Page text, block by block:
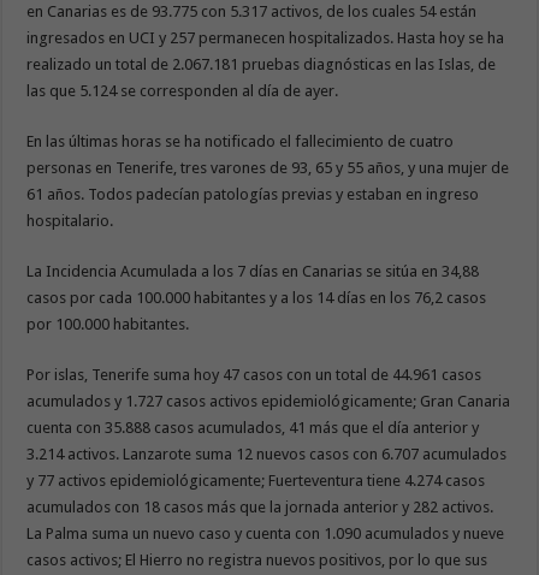
en Canarias es de 93.775 con 5.317 activos, de los cuales 54 están
ingresados en UCI y 257 permanecen hospitalizados. Hasta hoy se ha
realizado un total de 2.067.181 pruebas diagnósticas en las Islas, de
las que 5.124 se corresponden al día de ayer.
En las últimas horas se ha notificado el fallecimiento de cuatro
personas en Tenerife, tres varones de 93, 65 y 55 años, y una mujer de
61 años. Todos padecían patologías previas y estaban en ingreso
hospitalario.
La Incidencia Acumulada a los 7 días en Canarias se sitúa en 34,88
casos por cada 100.000 habitantes y a los 14 días en los 76,2 casos
por 100.000 habitantes.
Por islas, Tenerife suma hoy 47 casos con un total de 44.961 casos
acumulados y 1.727 casos activos epidemiológicamente; Gran Canaria
cuenta con 35.888 casos acumulados, 41 más que el día anterior y
3.214 activos. Lanzarote suma 12 nuevos casos con 6.707 acumulados
y 77 activos epidemiológicamente; Fuerteventura tiene 4.274 casos
acumulados con 18 casos más que la jornada anterior y 282 activos.
La Palma suma un nuevo caso y cuenta con 1.090 acumulados y nueve
casos activos; El Hierro no registra nuevos positivos, por lo que sus